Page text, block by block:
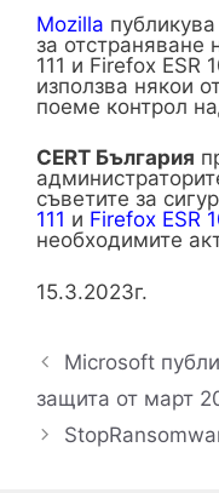
Mozilla
за отстраняване
111 и Firefox
използва някои
поеме контрол
CERT България
съветите за
111 и Firefox ESR
необходимите
15.3.2023г.
Microsoft
защита от март